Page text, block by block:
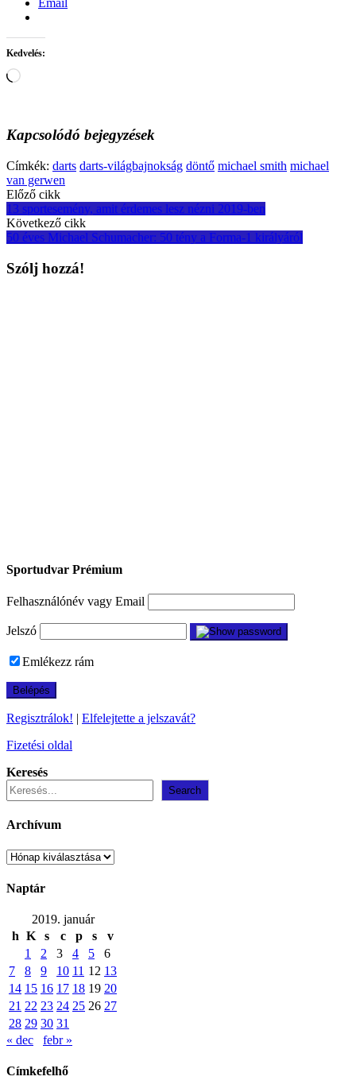
Kedvelés:
Loading…
Kapcsolódó bejegyzések
Címkék: darts darts-világbajnokság döntő michael smith michael
van gerwen
Post
navigation
Előző cikk
13 sportesemény, amit érdemes lesz nézni 2019-ben
Következő cikk
50 éves Michael Schumacher: 50 tény a Forma-1 királyáról
Szólj hozzá!
Sportudvar Prémium
Felhasználónév vagy Email
Jelszó
Emlékezz rám
Regisztrálok! | Elfelejtette a jelszavát?
Fizetési oldal
Keresés
Search
Archívum
Archívum
Naptár
2019. január
h K s c p s
v
1
2 3 4 5
6
7
8 9 10 11 12 13
14 15 16 17 18 19 20
21 22 23 24 25 26 27
28 29 30 31
« dec
febr »
Címkefelhő